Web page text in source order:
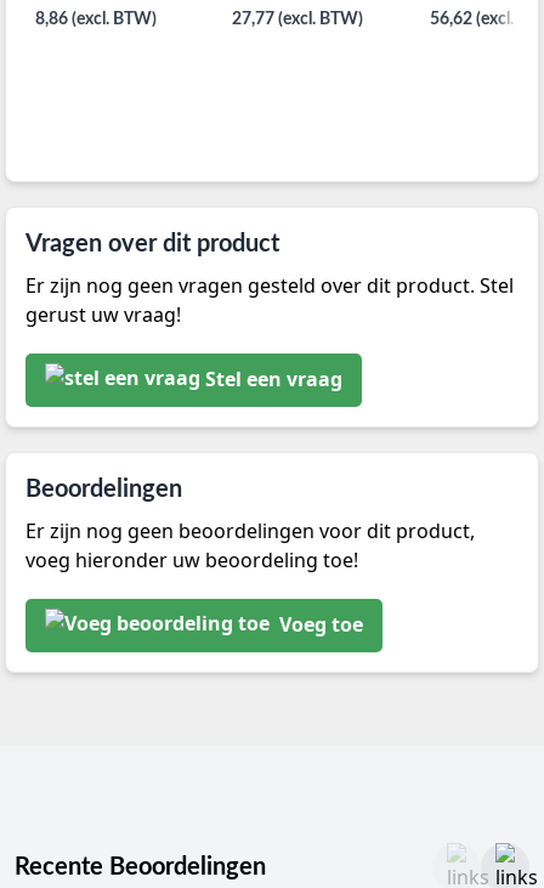
8,86 (excl. BTW)
27,77 (excl. BTW)
56,62 (excl.
Vragen over dit product
Er zijn nog geen vragen gesteld over dit product. Stel
gerust uw vraag!
Stel een vraag
Beoordelingen
Er zijn nog geen beoordelingen voor dit product,
voeg hieronder uw beoordeling toe!
Voeg toe
Recente Beoordelingen